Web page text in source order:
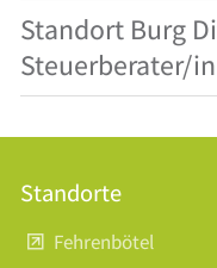
Standort Burg
Steuerberater/in
Standorte
Fehrenbötel